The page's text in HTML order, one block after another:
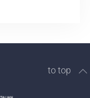
to top